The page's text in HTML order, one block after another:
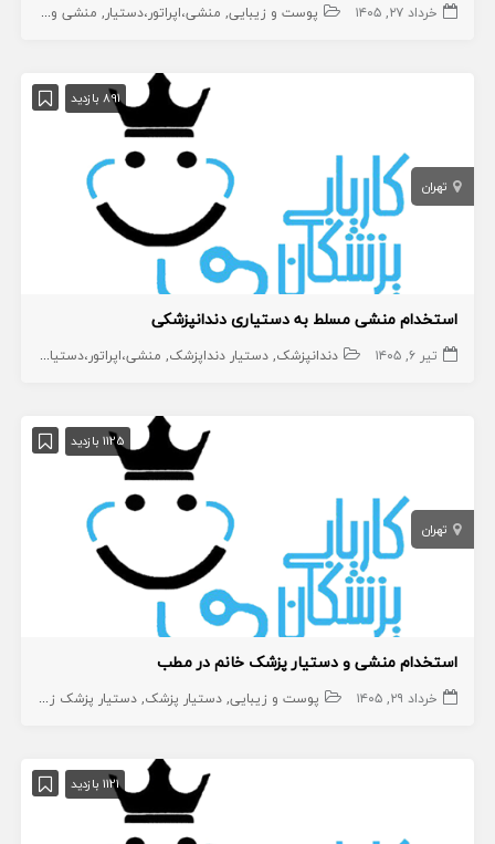
خرداد ۲۷, ۱۴۰۵ پوست و زیبایی منشی،اپراتور،دستیار منشی و پذیرش
891 بازدید
تهران
استخدام منشی مسلط به دستیاری دندانپزشکی
تیر ۶, ۱۴۰۵ دندانپزشک دستیار دنداپزشک منشی،اپراتور،دستیار
1125 بازدید
تهران
استخدام منشی و دستیار پزشک خانم در مطب
خرداد ۲۹, ۱۴۰۵ پوست و زیبایی دستیار پزشک دستیار پزشک زیبایی
1121 بازدید